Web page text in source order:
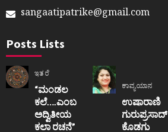
sangaatipatrike@gmail.com
Posts Lists
ಇತರೆ
“ಮಂಡಲ
ಕಲೆ….ಎಂಬ
ಅದ್ವಿತೀಯ
ಕಲಾ ರಚನೆ”‌
ಕಾವ್ಯಯಾನ
ಉಷಾರಾಣಿ
ಗುರುಪ್ರಸಾದ್
ಕೊಡಗು